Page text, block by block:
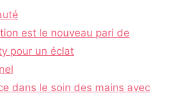
est le nouveau pari de
pour un éclat
dans le soin des mains avec